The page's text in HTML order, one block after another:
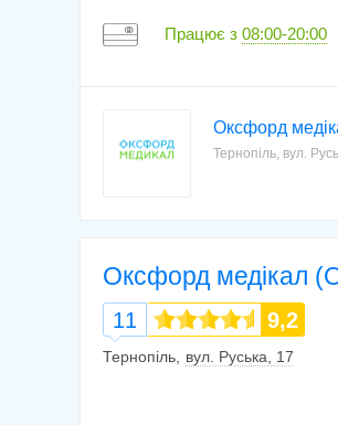
Працює з 08:00-20:00
Оксфорд
Тернопіль, вул.
Оксфорд медікал
11 9,2
Тернопіль вул. Руська, 17